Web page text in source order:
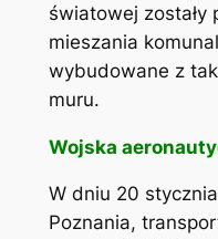
światowej zostały
mieszania
wybudowane z
muru.
Wojska
W dniu 20
Poznania,